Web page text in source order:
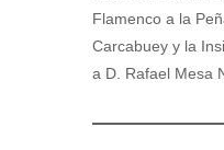
Flamenco a la
Carcabuey y la
a D. Rafael Mesa